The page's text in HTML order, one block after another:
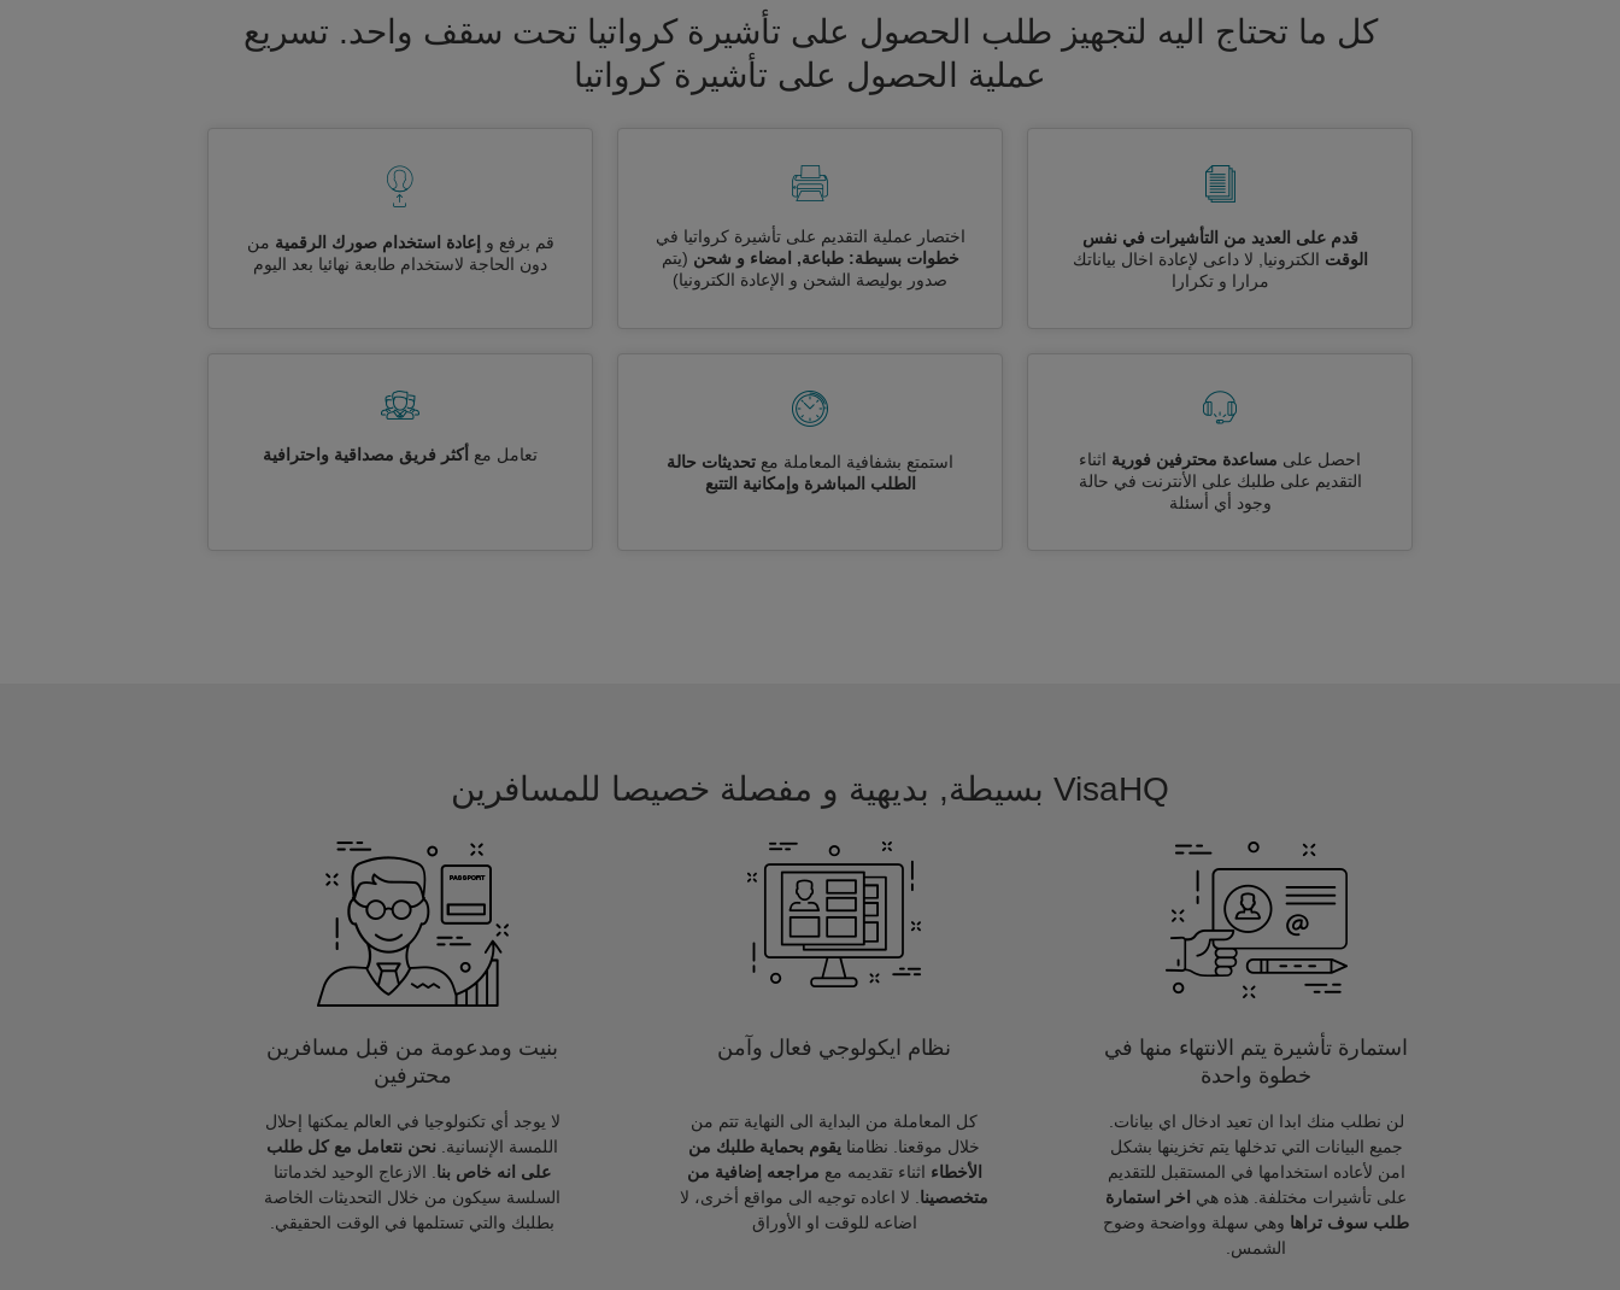
كل ما تحتاج اليه لتجهيز طلب الحصول على تأشيرة كرواتيا تحت سقف واحد. تسريع
عملية الحصول على تأشيرة كرواتيا
قدم على العديد من التأشيرات في نفس
الوقت الكترونيا, لا داعى لإعادة اخال بياناتك
مرارا و تكرارا
اختصار عملية التقديم على تأشيرة كرواتيا في
خطوات بسيطة: طباعة, امضاء و شحن (يتم
صدور بوليصة الشحن و الإعادة الكترونيا)
قم برفع و إعادة استخدام صورك الرقمية من
دون الحاجة لاستخدام طابعة نهائيا بعد اليوم
احصل على مساعدة محترفين فورية اثناء
التقديم على طلبك على الأنترنت في حالة
وجود أي أسئلة
استمتع بشفافية المعاملة مع تحديثات حالة
الطلب المباشرة وإمكانية التتبع
تعامل مع أكثر فريق مصداقية واحترافية
VisaHQ بسيطة, بديهية و مفصلة خصيصا للمسافرين
استمارة تأشيرة يتم الانتهاء منها في
خطوة واحدة
لن نطلب منك ابدا ان تعيد ادخال اي بيانات.
جميع البيانات التي تدخلها يتم تخزينها بشكل
امن لأعاده استخدامها في المستقبل للتقديم
على تأشيرات مختلفة. هذه هي
اخر استمارة
طلب سوف تراها وهي سهلة وواضحة وضوح
الشمس.
نظام ايكولوجي فعال وآمن
كل المعاملة من البداية الى النهاية تتم من
خلال موقعنا. نظامنا يقوم بحماية طلبك من
الأخطاء اثناء تقديمه مع مراجعه إضافية من
متخصصينا . لا اعاده توجيه الى مواقع أخرى، لا
اضاعه للوقت او الأوراق
بنيت ومدعومة من قبل مسافرين
محترفين
لا يوجد أي تكنولوجيا في العالم يمكنها إحلال
اللمسة الإنسانية. نحن نتعامل مع كل طلب
على انه خاص بنا . الازعاج الوحيد لخدماتنا
السلسة سيكون من خلال التحديثات الخاصة
بطلبك والتي تستلمها في الوقت الحقيقي.